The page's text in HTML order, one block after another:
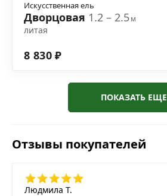
Искусственная ель
Дворцовая 1.2 – 2.5м
литая
8 830 ₽
ПОКАЗАТЬ ЕЩЕ
Отзывы покупателей
Людмила Т.